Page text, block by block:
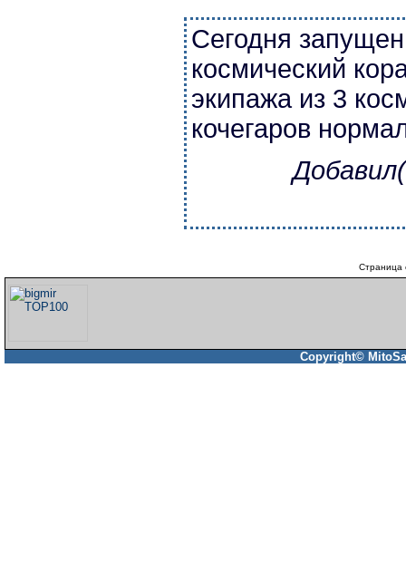
Сегодня
космический
экипажа из 3
кочегаров
Страница
Copyright©